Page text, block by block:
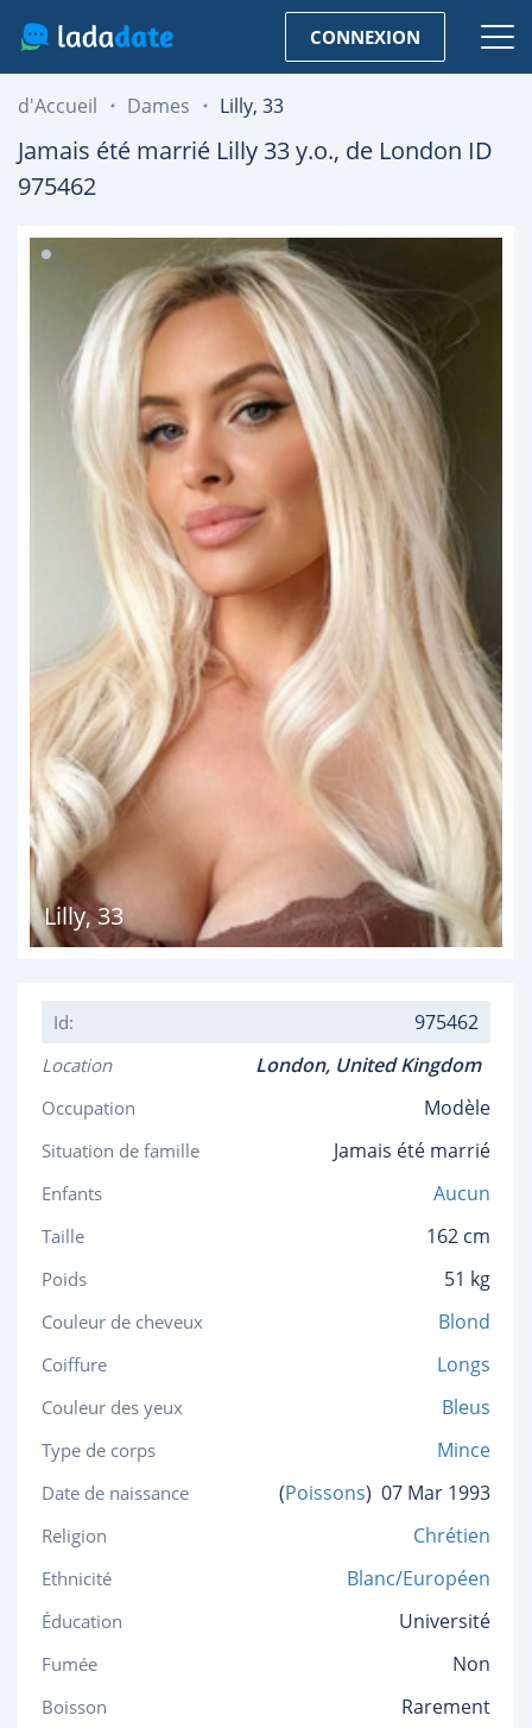
CONNEXION
d'Accueil Dames Lilly, 33
Jamais été marrié Lilly 33y.o., de London ID
975462
Lilly,33
Id: 975462
Location London, United Kingdom
Occupation Modèle
Situation de famille Jamais été marrié
Enfants Aucun
Taille 162 cm
Poids 51 kg
Couleur de cheveux Blond
Coiffure Longs
Couleur des yeux Bleus
Type de corps Mince
Date de naissance (Poissons) 07 Mar 1993
Religion Chrétien
Ethnicité Blanc/Européen
Éducation Université
Fumée Non
Boisson Rarement